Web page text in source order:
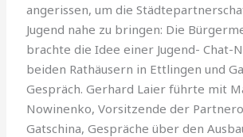
angerissen, um die
Jugend nahe zu bringen: Die
brachte die Idee einer Jugend- Chat-
beiden Rathäusern in Ettlingen und
Gespräch. Gerhard Laier führte mit
Nowinenko, Vorsitzende der
Gatschina, Gespräche über den